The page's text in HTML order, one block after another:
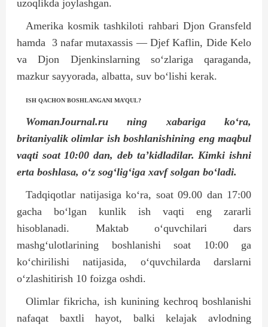
uzoqlikda joylashgan.
Amerika kosmik tashkiloti rahbari Djon Gransfeld
hamda 3 nafar mutaxassis — Djef Kaflin, Dide Kelo
va Djon Djenkinslarning so‘zlariga qaraganda,
mazkur sayyorada, albatta, suv bo‘lishi kerak.
ISH QACHON BOSHLANGANI MA’QUL?
WomanJournal.ru ning xabariga ko‘ra,
britaniyalik olimlar ish boshlanishining eng maqbul
vaqti soat 10:00 dan, deb ta’kidladilar. Kimki ishni
erta boshlasa, o‘z sog‘lig‘iga xavf solgan bo‘ladi.
Tadqiqotlar natijasiga ko‘ra, soat 09.00 dan 17:00
gacha bo‘lgan kunlik ish vaqti eng zararli
hisoblanadi. Maktab o‘quvchilari dars
mashg‘ulotlarining boshlanishi soat 10:00 ga
ko‘chirilishi natijasida, o‘quvchilarda darslarni
o‘zlashitirish 10 foizga oshdi.
Olimlar fikricha, ish kunining kechroq boshlanishi
nafaqat baxtli hayot, balki kelajak avlodning